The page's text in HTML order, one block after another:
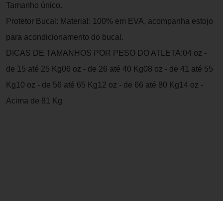
Tamanho único.
Protetor Bucal: Material: 100% em EVA, acompanha estojo
para acondicionamento do bucal.
DICAS DE TAMANHOS POR PESO DO ATLETA:04 oz -
de 15 até 25 Kg06 oz - de 26 até 40 Kg08 oz - de 41 até 55
Kg10 oz - de 56 até 65 Kg12 oz - de 66 até 80 Kg14 oz -
Acima de 81 Kg